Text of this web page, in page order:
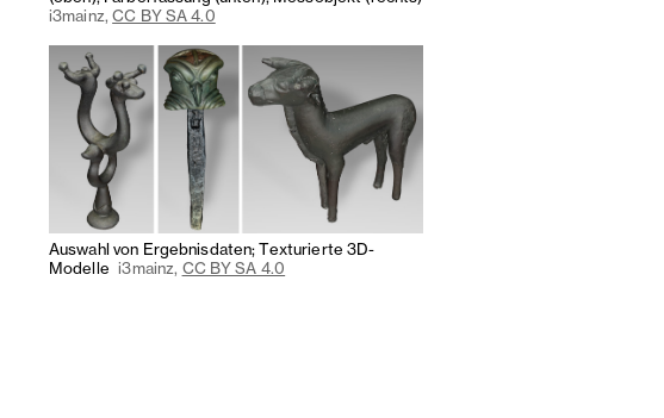
i3mainz,CC BY SA 4.0
Auswahl von Ergebnisdaten; Texturierte 3D-
Modelle i3mainz, CC BY SA 4.0